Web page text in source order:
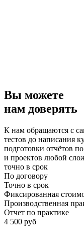
Вы можете
нам доверять
К нам обращаются с
тестов до написания
подготовки отчётов
и проектов любой
точно в срок
По договору
Точно в срок
Фиксированная
Производственная
Отчет по практике
4 500 руб